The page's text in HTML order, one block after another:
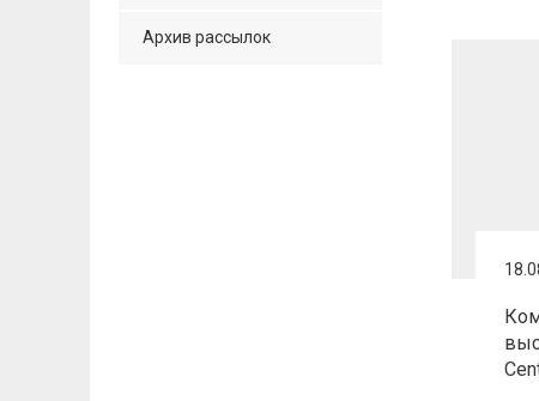
Архив рассылок